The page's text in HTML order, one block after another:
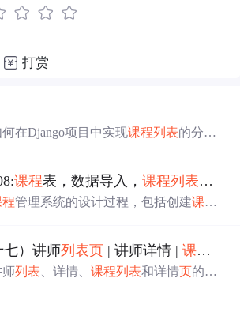
打赏
在Django项目中实现课程列表的分页
盖了使用保利威云视频服务进行课程
，包括后端获取播放授权token和前端
课程表，数据导入，课程列表页
程管理系统的设计过程，包括创建课程
七）讲师列表页 | 讲师详情 |课程
师列表 、详情、课程列表和详情页的前